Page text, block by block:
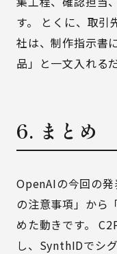
す。 とくに、取引
社は、制作指示書
品」と一文入れる
6. まとめ
OpenAIの今回の
の注意事項」から
めた動きです。
し、SynthIDでシ